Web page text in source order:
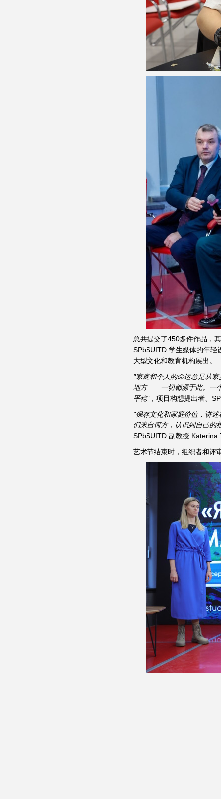
总共提交了450多件作品，
SPbSUITD 学生媒体的年轻
大型文化和教育机构展出。
"家庭和个人的命运总是从
地方——一切都源于此。一
平稳"，项目构想提出者、
"保存文化和家庭价值，讲
们来自何方，认识到自己的
SPbSUITD 副教授 Katerina
艺术节结束时，组织者和评